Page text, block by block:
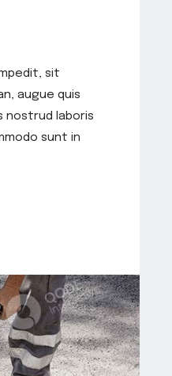
sit
augue quis
nostrud laboris
sunt in